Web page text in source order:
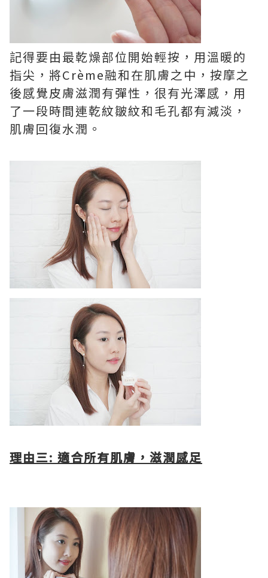
記得要由最乾燥部位開始輕按，用溫暖的
指尖，將Crème融和在肌膚之中，按摩之
後感覺皮膚滋潤有彈性，很有光澤感，用
了一段時間連乾紋皺紋和毛孔都有減淡，
肌膚回復水潤。
理由三: 適合所有肌膚，滋潤感足